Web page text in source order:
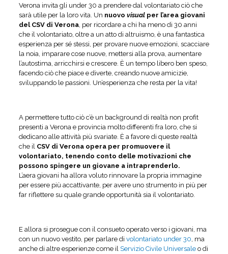
Verona invita gli under 30 a prendere dal volontariato ciò che
sarà utile per la loro vita. Un nuovo visual per l’area giovani
del CSV di Verona, per ricordare a chi ha meno di 30 anni
che il volontariato, oltre a un atto di altruismo, è una fantastica
esperienza per sé stessi, per provare nuove emozioni, scacciare
la noia, imparare cose nuove, mettersi alla prova, aumentare
l’autostima, arricchirsi e crescere. È un tempo libero ben speso,
facendo ciò che piace e diverte, creando nuove amicizie,
sviluppando le passioni. Un’esperienza che resta per la vita!
A permettere tutto ciò c’è un background di realtà non profit
presenti a Verona e provincia molto differenti fra loro, che si
dedicano alle attività più svariate. È a favore di queste realtà
che il CSV di Verona opera per promuovere il
volontariato, tenendo conto delle motivazioni che
possono spingere un giovane a intraprenderlo.
L’aera giovani ha allora voluto rinnovare la propria immagine
per essere più accattivante, per avere uno strumento in più per
far riflettere su quale grande opportunità sia il volontariato.
E allora si prosegue con il consueto operato verso i giovani, ma
con un nuovo vestito, per parlare di volontariato under 30, ma
anche di altre esperienze come il Servizio Civile Universaleo di